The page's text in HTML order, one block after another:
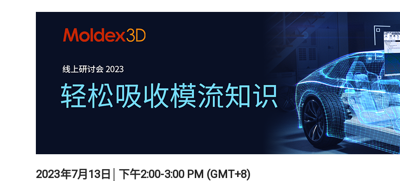
2023年7月13日│下午2:00-3:00 PM (GMT+8)